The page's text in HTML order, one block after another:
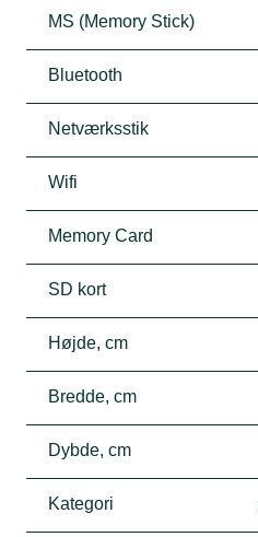
MS (Memory Stick)
Bluetooth
Netværksstik
Wifi
Memory Card
SD kort
Højde, cm
Bredde, cm
Dybde, cm
Kategori